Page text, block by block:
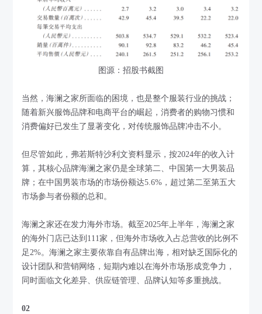
图源：招股书截图
当然，海澜之家所面临的困境，也是整个服装行业的挑战；
随着新兴服饰品牌和电商平台的崛起，消费者的购物习惯和
消费偏好已发生了显著变化，对传统服饰品牌冲击不小。
但尽管如此，弗若斯特沙利文资料显示，按2024年的收入计
算，其核心品牌海澜之家仍是全球第二、中国第一大男装品
牌；在中国男装市场的市场份额达5.6%，超过第二至第五大
市场参与者份额的总和。
海澜之家还在发力海外市场。截至2025年上半年，海澜之家
的海外门店已达到111家，但海外市场收入占总营收的比例不
足2%。海澜之家主要依靠自有品牌出海，相对缺乏国际化的
设计团队和营销网络，短期内难以在海外市场形成竞争力，
同时面临文化差异、供应链管理、品牌认知等多重挑战。
02